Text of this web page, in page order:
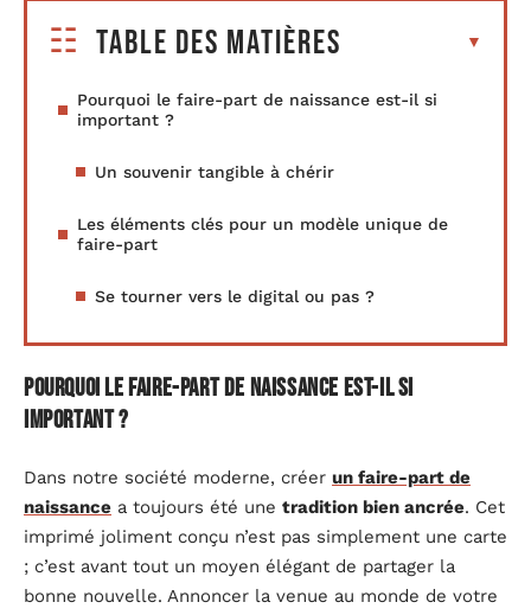
Table des matières
Pourquoi le faire-part de naissance est-il si
important ?
Un souvenir tangible à chérir
Les éléments clés pour un modèle unique de
faire-part
Se tourner vers le digital ou pas ?
Pourquoi le faire-part de naissance est-il si
important ?
Dans notre société moderne, créer un faire-part de
naissance a toujours été une tradition bien ancrée. Cet
imprimé joliment conçu n’est pas simplement une carte
; c’est avant tout un moyen élégant de partager la
bonne nouvelle. Annoncer la venue au monde de votre